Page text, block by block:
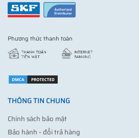
Phương thức thanh toán
THÔNG TIN CHUNG
Chính sách bảo mật
Bảo hành - đổi trả hàng